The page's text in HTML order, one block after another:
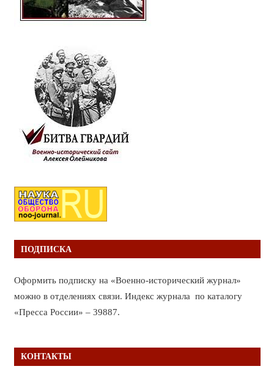
ПОДПИСКА
Оформить подписку на «Военно-исторический журнал»
можно в отделениях связи. Индекс журнала по каталогу
«Пресса России» – 39887.
КОНТАКТЫ